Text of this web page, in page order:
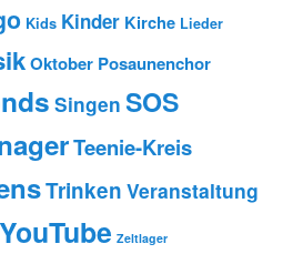
Kids Kinder Kirche Lieder
Oktober Posaunenchor
Singen SOS
Teenie-Kreis
Trinken Veranstaltung
YouTube Zeltlager